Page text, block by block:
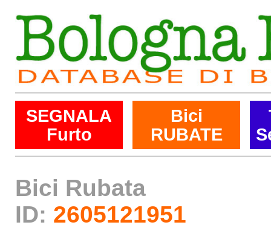
SEGNALA
Furto
Bici
RUBATE
Bici Rubata
ID: 2605121951